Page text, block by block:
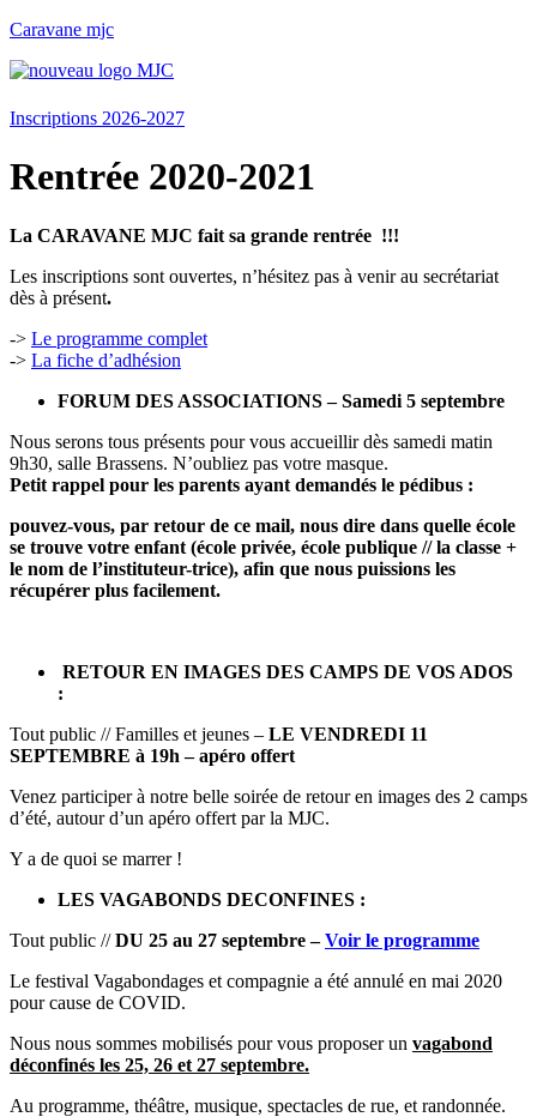
Caravane mjc
Inscriptions 2026-2027
Rentrée 2020-2021
La CARAVANE MJC fait sa grande rentrée !!!
Les inscriptions sont ouvertes, n’hésitez pas à venir au secrétariat
dès à présent.
-> Le programme complet
-> La fiche d’adhésion
FORUM DES ASSOCIATIONS – Samedi 5 septembre
Nous serons tous présents pour vous accueillir dès samedi matin
9h30, salle Brassens. N’oubliez pas votre masque.
Petit rappel pour les parents ayant demandés le pédibus :
pouvez-vous, par retour de ce mail, nous dire dans quelle école
se trouve votre enfant (école privée, école publique // la classe +
le nom de l’instituteur-trice), afin que nous puissions les
récupérer plus facilement.
RETOUR EN IMAGES DES CAMPS DE VOS ADOS
:
Tout public // Familles et jeunes – LE VENDREDI 11
SEPTEMBRE à 19h – apéro offert
Venez participer à notre belle soirée de retour en images des 2 camps
d’été, autour d’un apéro offert par la MJC.
Y a de quoi se marrer !
LES VAGABONDS DECONFINES :
Tout public //DU 25 au 27 septembre –Voir le programme
Le festival Vagabondages et compagnie a été annulé en mai 2020
pour cause de COVID.
Nous nous sommes mobilisés pour vous proposer un vagabond
déconfinés les 25, 26 et 27 septembre.
Au programme, théâtre, musique, spectacles de rue, et randonnée.